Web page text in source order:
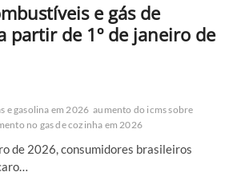
e gás de
partir de 1º de janeiro de
e gasolina em 2026 aumento do icms sobre
no gas de cozinha em 2026
de 2026, consumidores brasileiros